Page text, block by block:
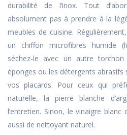
durabilité de l’inox. Tout
absolument pas à prendre à la
meubles de cuisine.
un chiffon microfibres humide
séchez-le avec un autre
éponges ou les détergents
vos placards. Pour ceux qui
naturelle, la pierre blanche
l’entretien. Sinon, le vinaigre blanc
aussi de nettoyant naturel.